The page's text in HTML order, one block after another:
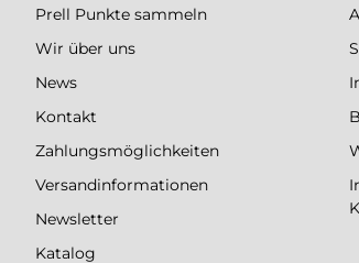
Prell Punkte sammeln
Wir über uns
News
Kontakt
Zahlungsmöglichkeiten
Versandinformationen
Newsletter
Katalog